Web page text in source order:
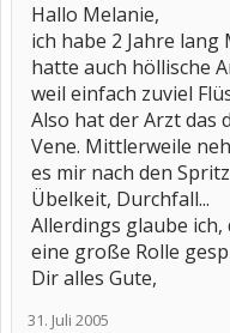
Hallo Melanie,
ich habe 2 Jahre lang
hatte auch höllische
weil einfach zuviel
Also hat der Arzt das
Vene. Mittlerweile
es mir nach den
Übelkeit, Durchfall...
Allerdings glaube ich,
eine große Rolle
Dir alles Gute,
31. Juli 2005